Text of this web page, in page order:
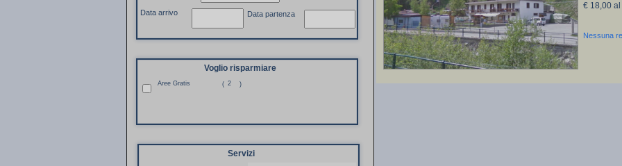
€ 18,00
Nessuna
Data partenza
Data arrivo
Voglio risparmiare
( 2 )
Aree Gratis
Servizi